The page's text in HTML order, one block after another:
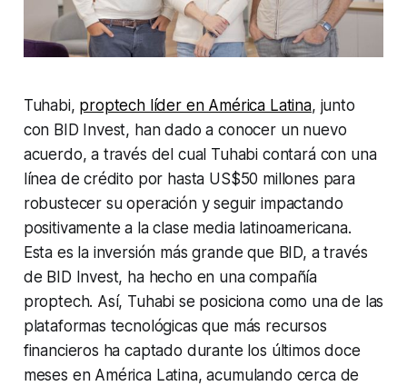
Tuhabi, proptech líder en América Latina, junto
con BID Invest, han dado a conocer un nuevo
acuerdo, a través del cual Tuhabi contará con una
línea de crédito por hasta US$50 millones para
robustecer su operación y seguir impactando
positivamente a la clase media latinoamericana.
Esta es la inversión más grande que BID, a través
de BID Invest, ha hecho en una compañía
proptech. Así, Tuhabi se posiciona como una de las
plataformas tecnológicas que más recursos
financieros ha captado durante los últimos doce
meses en América Latina, acumulando cerca de